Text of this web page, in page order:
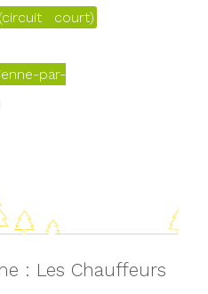
court)
par-
: Les Chauffeurs